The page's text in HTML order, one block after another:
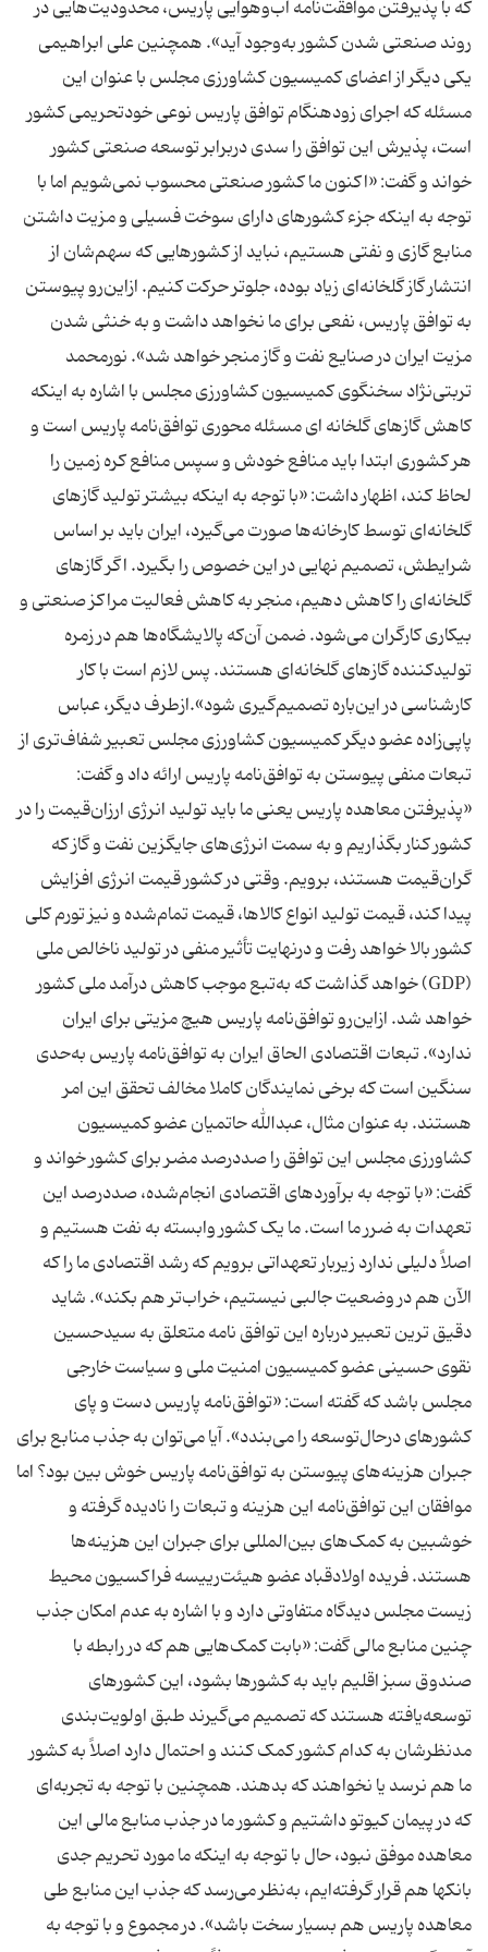
که با پذیرفتن موافقت‌نامه آب‌وهوایی پاریس، محدودیت‌هایی در
روند صنعتی شدن کشور به‌وجود آید». همچنین علی ابراهیمی
یکی دیگر از اعضای کمیسیون کشاورزی مجلس با عنوان این
مسئله که اجرای زودهنگام توافق پاریس نوعی خودتحریمی کشور
است، پذیرش این توافق را سدی دربرابر توسعه صنعتی کشور
خواند و گفت: «اکنون ما کشور صنعتی محسوب نمی‌شویم اما با
توجه به اینکه جزء کشورهای دارای سوخت فسیلی و مزیت داشتن
منابع گازی و نفتی هستیم، نباید از کشورهایی که سهم‌شان از
انتشار گاز گلخانه‌ای زیاد بوده، جلوتر حرکت کنیم. ازاین‌رو پیوستن
به توافق پاریس، نفعی برای ما نخواهد داشت و به خنثی شدن
مزیت ایران در صنایع نفت و گاز منجر خواهد شد». نورمحمد
تربتی‌نژاد سخنگوی کمیسیون کشاورزی مجلس با اشاره به اینکه
کاهش گازهای گلخانه ای مسئله محوری توافق‌نامه پاریس است و
هر کشوری ابتدا باید منافع خودش و سپس منافع کره زمین را
لحاظ کند، اظهار داشت: «با توجه به اینکه بیشتر تولید گازهای
گلخانه‌ای توسط کارخانه‌ها صورت می‌گیرد، ایران باید بر اساس
شرایطش، تصمیم نهایی در این خصوص را بگیرد. اگر گازهای
گلخانه‌ای را کاهش دهیم، منجر به کاهش فعالیت مراکز صنعتی و
بیکاری کارگران می‌شود. ضمن آن‌که پالایشگاه‌ها هم در زمره
تولیدکننده گازهای گلخانه‌ای هستند. پس لازم است با کار
کارشناسی در این‌باره تصمیم‌گیری شود».ازطرف دیگر، عباس
پاپی‌زاده عضو دیگر کمیسیون کشاورزی مجلس تعبیر شفاف‌تری از
تبعات منفی پیوستن به توافق‌نامه پاریس ارائه داد و گفت:
«پذیرفتن معاهده پاریس یعنی ما باید تولید انرژی ارزان‌قیمت را در
کشور کنار بگذاریم و به سمت انرژی‌های جایگزین نفت و گاز که
گران‌قیمت هستند، برویم. وقتی در کشور قیمت انرژی افزایش
پیدا کند، قیمت تولید انواع کالاها، قیمت تمام‌شده و نیز تورم کلی
کشور بالا خواهد رفت و درنهایت تأثیر منفی در تولید ناخالص ملی
(GDP) خواهد گذاشت که به‌تبع موجب کاهش درآمد ملی کشور
خواهد شد. ازاین‌رو توافق‌نامه پاریس هیچ مزیتی برای ایران
ندارد». تبعات اقتصادی الحاق ایران به توافق‌نامه پاریس به‌حدی
سنگین است که برخی نمایندگان کاملا مخالف تحقق این امر
هستند. به عنوان مثال، عبدالله حاتمیان عضو کمیسیون
کشاورزی مجلس این توافق را صددرصد مضر برای کشور خواند و
گفت: «با توجه به برآوردهای اقتصادی انجام‌شده، صددرصد این
تعهدات به ضرر ما است. ما یک کشور وابسته به نفت هستیم و
اصلاً دلیلی ندارد زیربار تعهداتی برویم که رشد اقتصادی ما را که
الآن هم در وضعیت جالبی نیستیم، خراب‌تر هم بکند». شاید
دقیق ترین تعبیر درباره این توافق نامه متعلق به سیدحسین
نقوی حسینی عضو کمیسیون امنیت ملی و سیاست خارجی
مجلس باشد که گفته است: «توافق‌نامه پاریس دست و پای
کشورهای درحال‌توسعه را می‌بندد». آیا می‌توان به جذب منابع برای
جبران هزینه‌های پیوستن به توافق‌نامه پاریس خوش بین بود؟ اما
موافقان این توافق‌نامه این هزینه و تبعات را نادیده گرفته و
خوشبین به کمک‌های بین‌المللی برای جبران این هزینه‌ها
هستند. فریده اولادقباد عضو هیئت‌رییسه فراکسیون محیط
زیست مجلس دیدگاه متفاوتی دارد و با اشاره به عدم امکان جذب
چنین منابع مالی گفت: «بابت کمک‏‌هایی هم که در رابطه با
صندوق سبز اقلیم باید به کشورها بشود، این کشورهای
توسعه‌یافته هستند که تصمیم می‏‌گیرند طبق اولویت‌بندی
مدنظرشان به کدام کشور کمک کنند و احتمال دارد اصلاً به کشور
ما هم نرسد یا نخواهند که بدهند. همچنین با توجه به تجربه‌ای
که در پیمان کیوتو داشتیم و کشور ما در جذب منابع مالی این
معاهده موفق نبود، حال با توجه به اینکه ما مورد تحریم جدی
بانک‏ها هم قرار گرفته‏‌ایم، به‌نظر می‌رسد که جذب این منابع طی
معاهده پاریس هم بسیار سخت باشد». در مجموع و با توجه به